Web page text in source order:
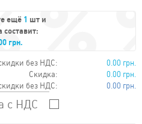
ещё 1 шт и
составит:
грн.
без НДС:
0.00 грн.
Скидка:
0.00 грн.
без НДС:
0.00 грн.
с НДС